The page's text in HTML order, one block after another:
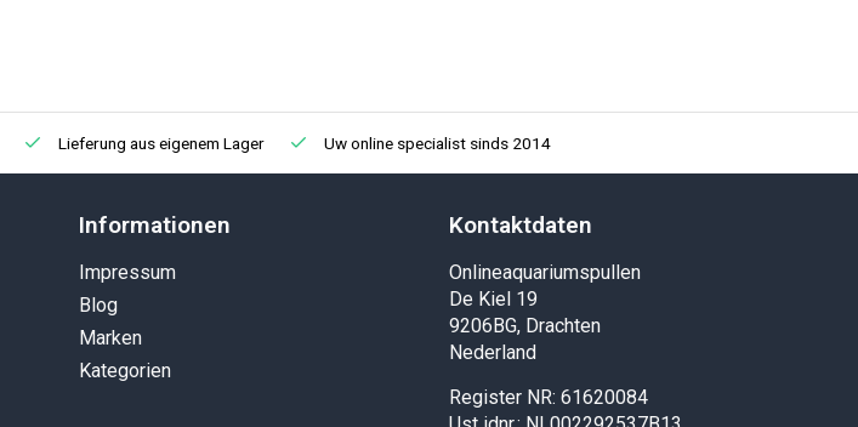
Lieferung aus eigenem Lager Uw online specialist sinds 2014
Informationen
Impressum
Blog
Marken
Kategorien
Kontaktdaten
Onlineaquariumspullen
De Kiel 19
9206BG, Drachten
Nederland
Register NR: 61620084